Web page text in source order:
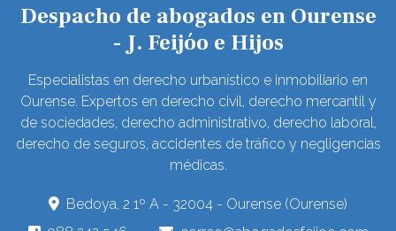
Despacho de abogados en Ourense
- J. Feijóo e Hijos
Especialistas en derecho urbanístico e inmobiliario en
Ourense. Expertos en derecho civil, derecho mercantil y
de sociedades, derecho administrativo, derecho laboral,
derecho de seguros, accidentes de tráfico y negligencias
médicas.
Bedoya, 2 1º A - 32004 - Ourense (Ourense)